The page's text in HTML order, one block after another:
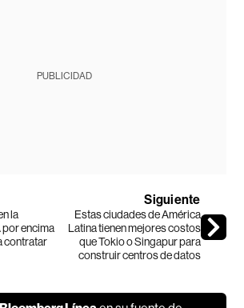
PUBLICIDAD
la
por encima
contratar
Siguiente
Estas ciudades de América
Latina tienen mejores costos
que Tokio o Singapur para
construir centros de datos